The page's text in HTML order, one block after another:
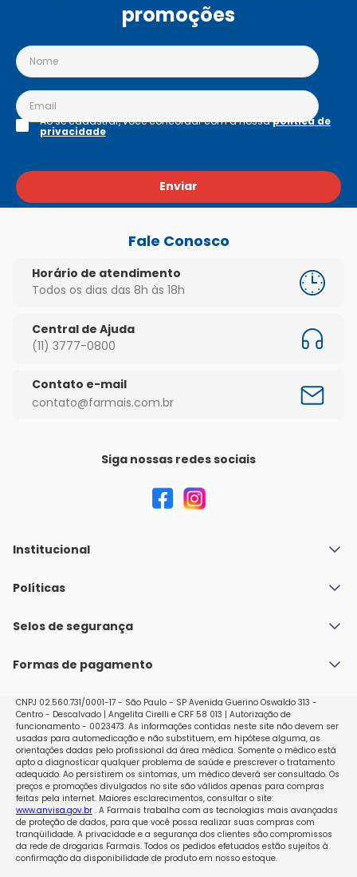
promoções
Enviar
Ao se cadastrar, você concordar com a nossapolítica de
privacidade
Fale Conosco
Horário de atendimento
Todos os dias das 8h às 18h
Central de Ajuda
(11) 3777-0800
Contato e-mail
contato@farmais.com.br
Siga nossas redes sociais
Institucional
Quem Somos
Nossas lojas
Políticas
Política de Envio
Políticas de Trocas e Devoluções
Selos de segurança
Formas de pagamento
CNPJ 02.560.731/0001-17 - São Paulo - SP Avenida Guerino Oswaldo 313 -
Centro - Descalvado | Angelita Cirelli e CRF 58 013 | Autorização de
funcionamento - 0023473. As informações contidas neste site não devem ser
usadas para automedicação e não substituem, em hipótese alguma, as
orientações dadas pelo profissional da área médica. Somente o médico está
apto a diagnosticar qualquer problema de saúde e prescrever o tratamento
adequado. Ao persistirem os sintomas, um médico deverá ser consultado. Os
preços e promoções divulgados no site são válidos apenas para compras
feitas pela internet. Maiores esclarecimentos, consultar o site:
www.anvisa.gov.br. A Farmais trabalha com as tecnologias mais avançadas
de proteção de dados, para que você possa realizar suas compras com
tranqüilidade. A privacidade e a segurança dos clientes são compromissos
da rede de drogarias Farmais. Todos os pedidos efetuados estão sujeitos à
confirmação da disponibilidade de produto em nosso estoque.